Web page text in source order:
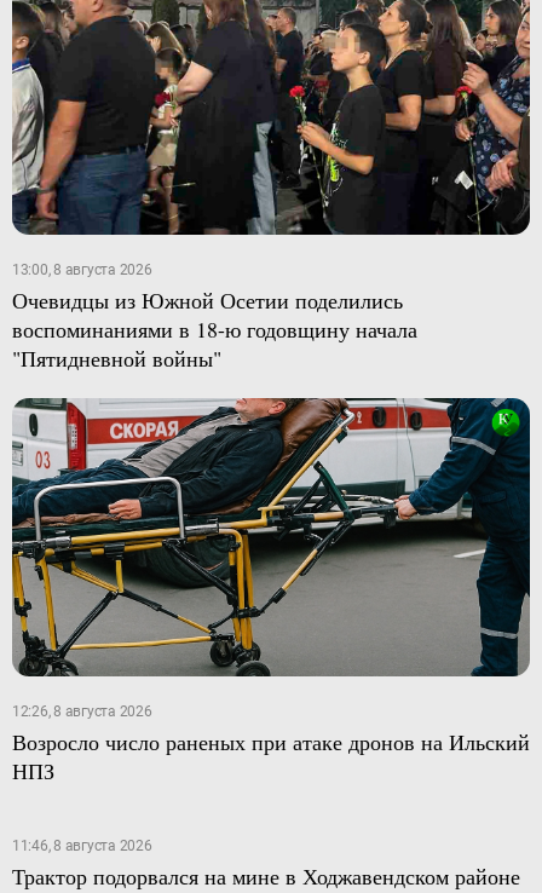
13:00, 8 августа 2026
Очевидцы из Южной Осетии поделились
воспоминаниями в 18-ю годовщину начала
"Пятидневной войны"
12:26, 8 августа 2026
Возросло число раненых при атаке дронов на Ильский
НПЗ
11:46, 8 августа 2026
Трактор подорвался на мине в Ходжавендском районе